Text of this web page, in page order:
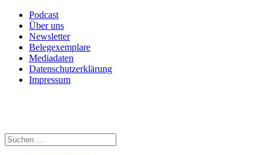
Podcast
Über uns
Newsletter
Belegexemplare
Mediadaten
Datenschutzerklärung
Impressum